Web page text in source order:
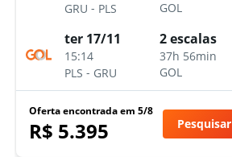
GRU - PLS
GOL
ter 17/11
15:14
PLS - GRU
2 escalas
37h 56min
GOL
Oferta encontrada em 5/8
R$ 5.395 Pesquisar